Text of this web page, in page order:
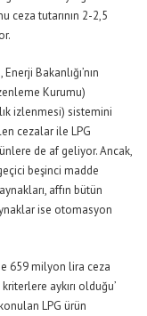
ceza tutarının 2-2,5
Bakanlığı’nın
Kurumu)
izlenmesi) sistemini
cezalar ile LPG
de af geliyor. Ancak,
beşinci madde
affın bütün
ise otomasyon
659 milyon lira ceza
aykırı olduğu’
LPG ürün